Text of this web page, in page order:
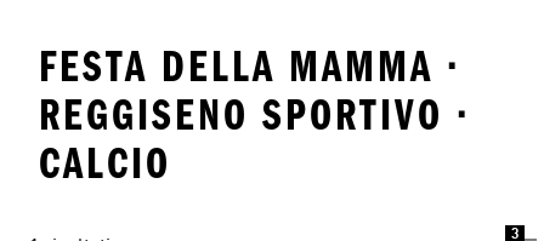
FESTA DELLA MAMMA ·
REGGISENO SPORTIVO ·
CALCIO
3